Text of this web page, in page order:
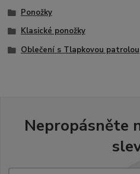
Ponožky
Klasické ponožky
Oblečení s Tlapkovou patrolou
Nepropásněte